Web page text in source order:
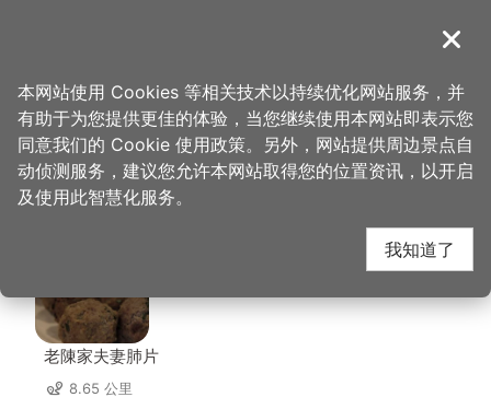
導覽
首页 > 想去的地方 > 住宿 > 水漾时尚旅馆
水漾时尚旅馆 周边店家
老陳家夫妻肺片
8.65 公里
关闭
本网站使用 Cookies 等相关技术以持续优化网站服务，并
有助于为您提供更佳的体验，当您继续使用本网站即表示您
同意我们的 Cookie 使用政策。另外，网站提供周边景点自
动侦测服务，建议您允许本网站取得您的位置资讯，以开启
及使用此智慧化服务。
我知道了